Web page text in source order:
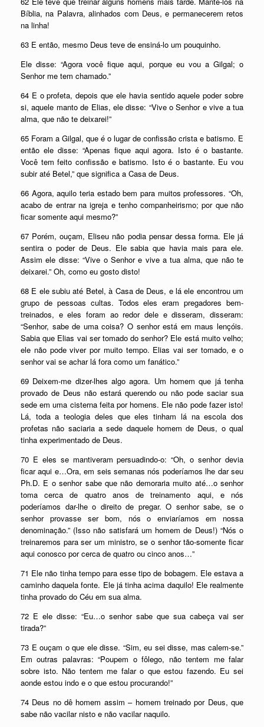
Bíblia, na Palavra, alinhados com Deus, e permanecerem retos
na linha!
63 E então, mesmo Deus teve de ensiná-lo um pouquinho.
Ele disse: “Agora você fique aqui, porque eu vou a Gilgal; o
Senhor me tem chamado.”
64 E o profeta, depois que ele havia sentido aquele poder sobre
si, aquele manto de Elias, ele disse: “Vive o Senhor e vive a tua
alma, que não te deixarei!”
65 Foram a Gilgal, que é o lugar de confissão crista e batismo. E
então ele disse: “Apenas fique aqui agora. Isto é o bastante.
Você tem feito confissão e batismo. Isto é o bastante. Eu vou
subir até Betel,” que significa a Casa de Deus.
66 Agora, aquilo teria estado bem para muitos professores. “Oh,
acabo de entrar na igreja e tenho companheirismo; por que não
ficar somente aqui mesmo?”
67 Porém, ouçam, Eliseu não podia pensar dessa forma. Ele já
sentira o poder de Deus. Ele sabia que havia mais para ele.
Assim ele disse: “Vive o Senhor e vive a tua alma, que não te
deixarei.” Oh, como eu gosto disto!
68 E ele subiu até Betel, à Casa de Deus, e lá ele encontrou um
grupo de pessoas cultas. Todos eles eram pregadores bem-
treinados, e eles foram ao redor dele e disseram, disseram:
“Senhor, sabe de uma coisa? O senhor está em maus lençóis.
Sabia que Elias vai ser tomado do senhor? Ele está muito velho;
ele não pode viver por muito tempo. Elias vai ser tomado, e o
senhor vai se achar lá fora como um fanático.”
69 Deixem-me dizer-lhes algo agora. Um homem que já tenha
provado de Deus não estará querendo ou não pode saciar sua
sede em uma cisterna feita por homens. Ele não pode fazer isto!
Lá, toda a teologia deles que eles tinham lá na escola dos
profetas não saciaria a sede daquele homem de Deus, o qual
tinha experimentado de Deus.
70 E eles se mantiveram persuadindo-o: “Oh, o senhor devia
ficar aqui e…Ora, em seis semanas nós poderíamos lhe dar seu
Ph.D. E o senhor sabe que não demoraria muito até…o senhor
toma cerca de quatro anos de treinamento aqui, e nós
poderíamos dar-lhe o direito de pregar. O senhor sabe, se o
senhor provasse ser bom, nós o enviaríamos em nossa
denominação.” (Isso não satisfará um homem de Deus!) “Nós o
treinaremos para ser um ministro, se o senhor tão-somente ficar
aqui conosco por cerca de quatro ou cinco anos…”
71 Ele não tinha tempo para esse tipo de bobagem. Ele estava a
caminho daquela fonte. Ele já tinha acima daquilo! Ele realmente
tinha provado do Céu em sua alma.
72 E ele disse: “Eu…o senhor sabe que sua cabeça vai ser
tirada?”
73 E ouçam o que ele disse. “Sim, eu sei disse, mas calem-se.”
Em outras palavras: “Poupem o fôlego, não tentem me falar
sobre isto. Não tentem me falar o que estou fazendo. Eu sei
aonde estou indo e o que estou procurando!”
74 Deus no dê homem assim – homem treinado por Deus, que
sabe não vacilar nisto e não vacilar naquilo.